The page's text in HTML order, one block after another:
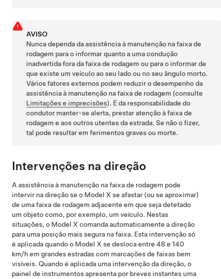
AVISO
Nunca dependa da assistência à manutenção na faixa de
rodagem para o informar quanto a uma condução
inadvertida fora da faixa de rodagem ou para o informar de
que existe um veículo ao seu lado ou no seu ângulo morto.
Vários fatores externos podem reduzir o desempenho da
assistência à manutenção na faixa de rodagem (consulte
Limitações e imprecisões). É da responsabilidade do
condutor manter-se alerta, prestar atenção à faixa de
rodagem e aos outros utentes da estrada. Se não o fizer,
tal pode resultar em ferimentos graves ou morte.
Intervenções na direção
A assistência à manutenção na faixa de rodagem pode
intervir na direção se o Model X se afastar (ou se aproximar)
de uma faixa de rodagem adjacente em que seja detetado
um objeto como, por exemplo, um veículo. Nestas
situações, o Model X comanda automaticamente a direção
para uma posição mais segura na faixa. Esta intervenção só
é aplicada quando o Model X se desloca entre 48 e 140
km/h em grandes estradas com marcações de faixas bem
visíveis. Quando é aplicada uma intervenção da direção, o
painel de instrumentosapresenta por breves instantes uma